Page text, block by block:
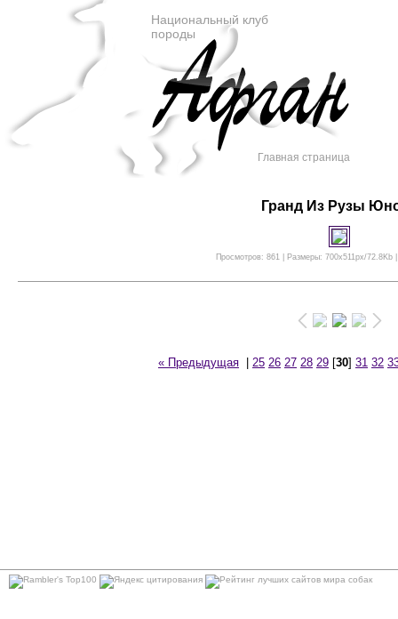
Национальный клуб
породы
Главная страница
Гранд Из Рузы
Просмотров: 861 | Размеры: 700x511px/72.8Kb
« Предыдущая 25 26 27 28 29 [30] 31 32